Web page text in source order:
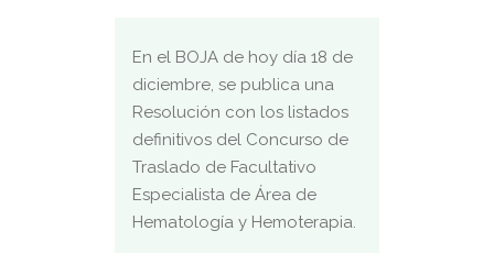
En el BOJA de hoy día 18 de
diciembre, se publica una
Resolución con los listados
definitivos del Concurso de
Traslado de Facultativo
Especialista de Área de
Hematología y Hemoterapia.